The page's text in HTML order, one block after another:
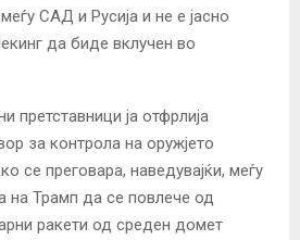
САД и Русија и не е јасно
да биде вклучен во
претставници ја отфрлија
за контрола на оружјето
се преговара, наведувајќи, меѓу
на Трамп да се повлече од
ракети од среден домет